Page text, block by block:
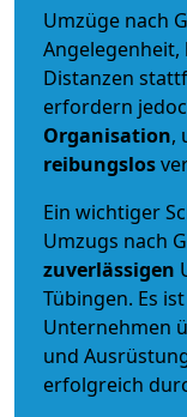
Umzüge nach
Distanzen
erfordern
Organisation,
reibungslos
Ein wichtiger
Umzugs nach
zuverlässigen
Tübingen. Es
Unternehmen
und
erfolgreich